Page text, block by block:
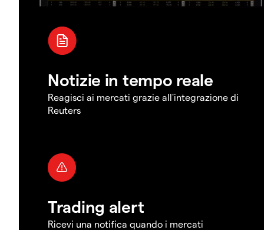
Notizie in tempo reale
Reagisci ai mercati grazie all'integrazione di
Reuters
Trading alert
Ricevi una notifica quando i mercati